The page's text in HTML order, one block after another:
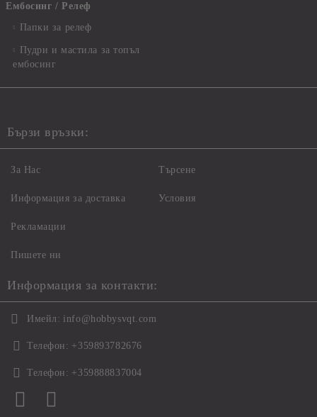
Ембосинг / Релеф
Папки за релеф
Пудри и мастила за топъл
ембосинг
Бързи връзки:
За Нас
Информация за доставка
Рекламации
Пишете ни
Търсене
Условия
Информация за контакти:
Имейл: info@hobbysvqt.com
Телефон: +359893782676
Телефон: +359888837004